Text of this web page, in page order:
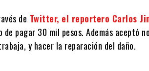
de Twitter, el reportero Carlos
pagar 30 mil pesos. Además aceptó
y hacer la reparación del daño.